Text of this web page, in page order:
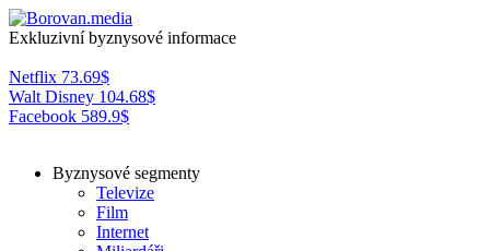
Exkluzivní byznysové informace
Netflix 73.69$
Walt Disney 104.68$
Facebook 589.9$
Byznysové segmenty
Televize
Film
Internet